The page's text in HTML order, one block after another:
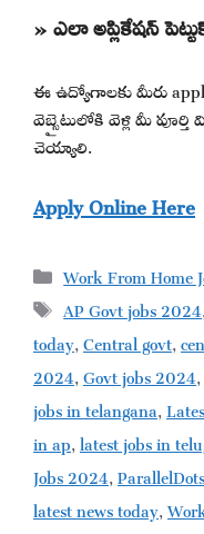
» ఎలా అప్లికేషన్
ఈ ఉద్యోగాలకు మీరు
వెబ్సైటులోకి వెళ్లి మీ
చెయ్యాలి.
Apply Online Here
Categories
Work From Home
Tags
AP Govt jobs 2024
today,Central govt,
2024,Govt jobs 2024,
jobs in telangana,
in ap,latest jobs in
Jobs 2024,
latest news today,